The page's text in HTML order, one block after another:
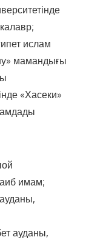
ислам
мамандығы
«Хасеки»
имам;
ауданы,